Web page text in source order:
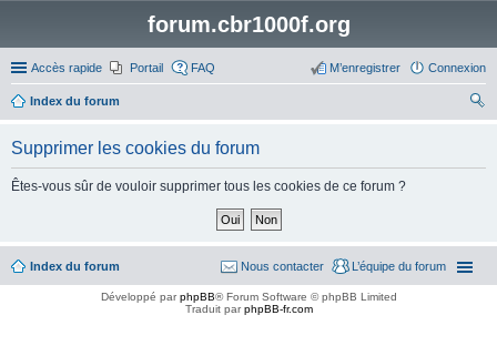
forum.cbr1000f.org
Accès rapide Portail FAQ Connexion
M’enregistrer
Index du forum
Supprimer les cookies du forum
Êtes-vous sûr de vouloir supprimer tous les cookies de ce forum ?
Index du forum L’équipe du forum
Nous contacter
Développé parphpBB® Forum Software © phpBB Limited
Traduit parphpBB-fr.com